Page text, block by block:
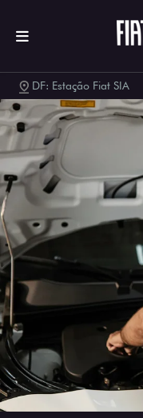
DF: Estação Fiat SIA